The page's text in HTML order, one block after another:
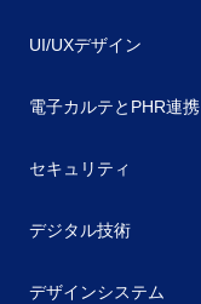
UI/UXデザイン
電子カルテとPHR連携
セキュリティ
デジタル技術
デザインシステム